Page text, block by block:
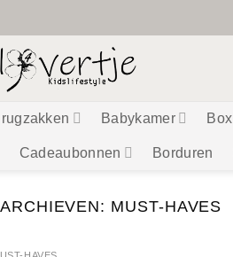
Babykamer Box
Cadeaubonnen Borduren
MUST-HAVES